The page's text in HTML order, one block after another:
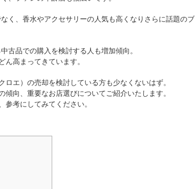
く、香水やアクセサリーの人気も高くなりさらに話題のブ
古品での購入を検討する人も増加傾向。
高まってきています。
エ）の売却を検討している方も少なくないはず。
向、重要なお店選びについてご紹介いたします。
考にしてみてください。